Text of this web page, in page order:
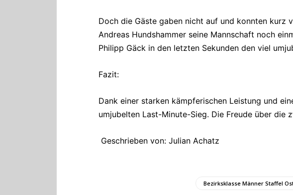
Doch die Gäste gaben nicht auf und konnten kurz
Andreas Hundshammer seine Mannschaft noch
Philipp Gäck in den letzten Sekunden den viel
Fazit:
Dank einer starken kämpferischen Leistung und
umjubelten Last-Minute-Sieg. Die Freude über die
Geschrieben von: Julian Achatz
Bezirksklasse Männer Staffel